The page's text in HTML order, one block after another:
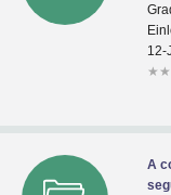
12-
★ ★
A